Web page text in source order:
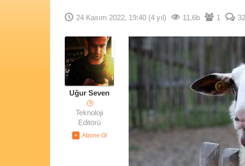
24 Kasım 2022, 19:40 (4 yıl) 11,6b 1 32
Uğur Seven
?
Teknoloji
Editörü